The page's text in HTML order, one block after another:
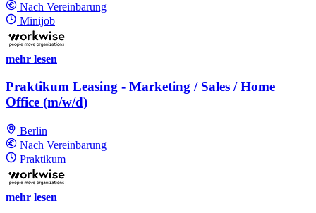
Nach Vereinbarung
Minijob
mehr lesen
Praktikum Leasing - Marketing / Sales / Home
Office (m/w/d)
Berlin
Nach Vereinbarung
Praktikum
mehr lesen